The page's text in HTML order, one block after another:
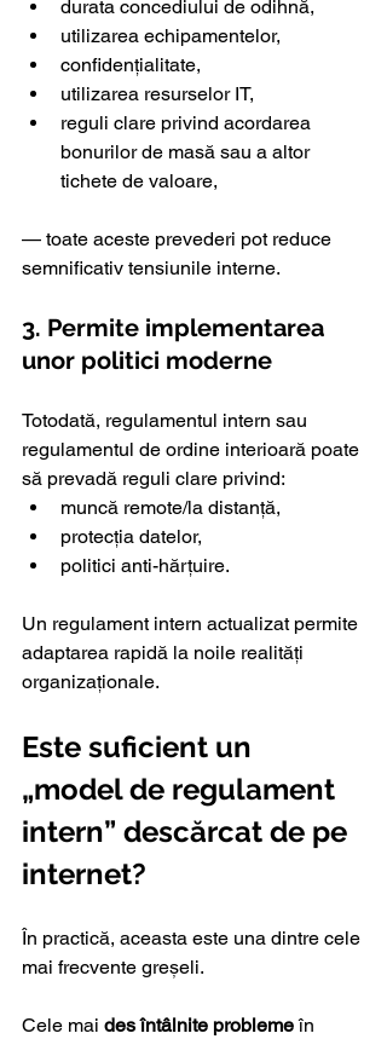
durata concediului de odihnă,
utilizarea echipamentelor,
confidențialitate,
utilizarea resurselor IT,
reguli clare privind acordarea
bonurilor de masă sau a altor
tichete de valoare,
— toate aceste prevederi pot reduce
semnificativ tensiunile interne.
3. Permite implementarea
unor politici moderne
Totodată, regulamentul intern sau
regulamentul de ordine interioară poate
să prevadă reguli clare privind:
muncă remote/la distanță,
protecția datelor,
politici anti-hărțuire.
Un regulament intern actualizat permite
adaptarea rapidă la noile realități
organizaționale.
Este suficient un
„model de regulament
intern” descărcat de pe
internet?
În practică, aceasta este una dintre cele
mai frecvente greșeli.
Cele mai des întâlnite probleme în